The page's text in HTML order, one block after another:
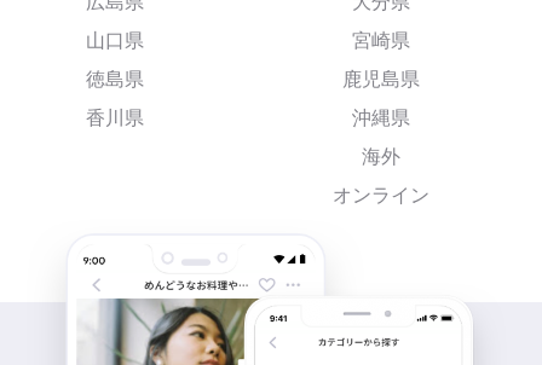
山口県
徳島県
香川県
宮崎県
鹿児島県
沖縄県
海外
オンライン